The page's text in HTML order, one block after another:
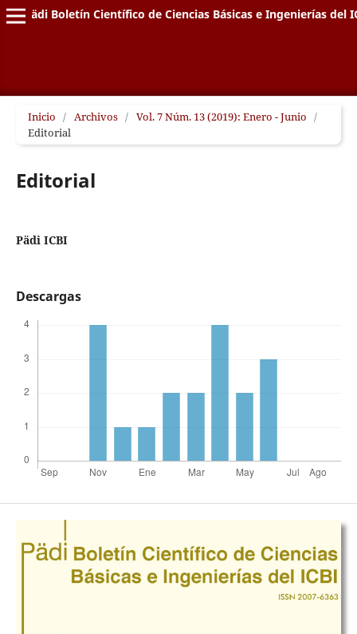
Pädi Boletín Científico de Ciencias Básicas e Ingenierías del
Inicio / Archivos / Vol. 7 Núm. 13 (2019): Enero - Junio /
Editorial
Editorial
Pädi ICBI
Descargas